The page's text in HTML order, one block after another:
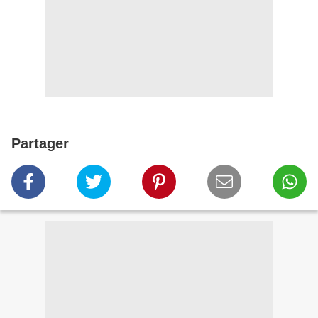
Partager